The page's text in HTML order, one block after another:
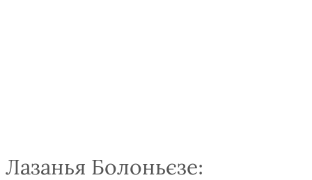
Лазанья Болоньєзе: